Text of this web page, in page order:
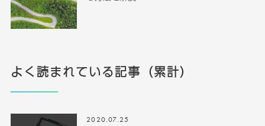
よく読まれている記事（累計）
2020.07.25